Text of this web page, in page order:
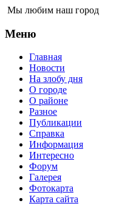
Мы любим наш город
Меню
Главная
Новости
На злобу дня
О городе
О районе
Разное
Публикации
Справка
Информация
Интересно
Форум
Галерея
Фотокарта
Карта сайта